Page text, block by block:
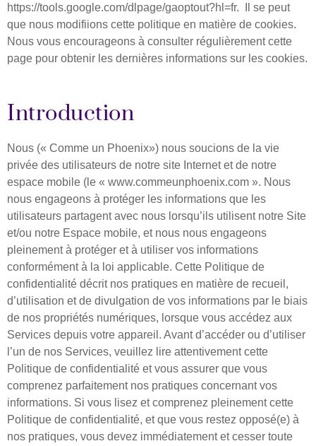
https://tools.google.com/dlpage/gaoptout?hl=fr. ​ Il se peut
que nous modifiions cette politique en matière de cookies.
Nous vous encourageons à consulter régulièrement cette
page pour obtenir les dernières informations sur les cookies.
Introduction
Nous (« Comme un Phoenix») nous soucions de la vie
privée des utilisateurs de notre site Internet et de notre
espace mobile (le « www.commeunphoenix.com ». Nous
nous engageons à protéger les informations que les
utilisateurs partagent avec nous lorsqu’ils utilisent notre Site
et/ou notre Espace mobile, et nous nous engageons
pleinement à protéger et à utiliser vos informations
conformément à la loi applicable. Cette Politique de
confidentialité décrit nos pratiques en matière de recueil,
d’utilisation et de divulgation de vos informations par le biais
de nos propriétés numériques, lorsque vous accédez aux
Services depuis votre appareil. Avant d’accéder ou d’utiliser
l’un de nos Services, veuillez lire attentivement cette
Politique de confidentialité et vous assurer que vous
comprenez parfaitement nos pratiques concernant vos
informations. Si vous lisez et comprenez pleinement cette
Politique de confidentialité, et que vous restez opposé(e) à
nos pratiques, vous devez immédiatement et cesser toute